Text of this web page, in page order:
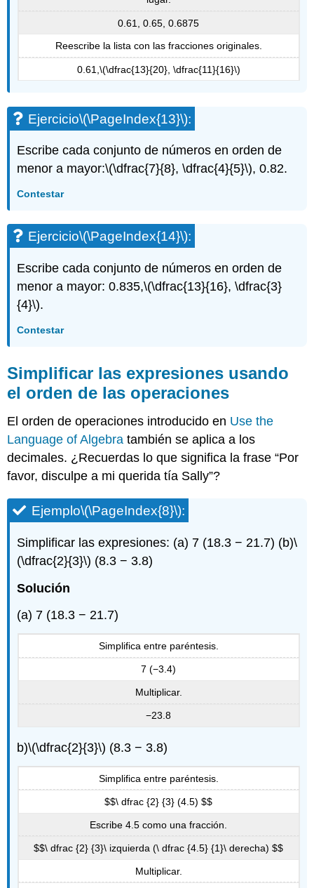
0.61, 0.65, 0.6875
Reescribe la lista con las fracciones originales.
0.61, \(\dfrac{13}{20}, \dfrac{11}{16}\)
Ejercicio\(\PageIndex{13}\):
Escribe cada conjunto de números en orden de
menor a mayor:\(\dfrac{7}{8}, \dfrac{4}{5}\), 0.82.
Contestar
Ejercicio\(\PageIndex{14}\):
Escribe cada conjunto de números en orden de
menor a mayor: 0.835,\(\dfrac{13}{16}, \dfrac{3}
{4}\).
Contestar
Simplificar las expresiones usando
el orden de las operaciones
El orden de operaciones introducido en Use the
Language of Algebra también se aplica a los
decimales. ¿Recuerdas lo que significa la frase “Por
favor, disculpe a mi querida tía Sally”?
Ejemplo\(\PageIndex{8}\):
Simplificar las expresiones: (a) 7 (18.3 − 21.7) (b)\
(\dfrac{2}{3}\) (8.3 − 3.8)
Solución
(a) 7 (18.3 − 21.7)
Simplifica entre paréntesis.
7 (−3.4)
Multiplicar.
−23.8
b)\(\dfrac{2}{3}\) (8.3 − 3.8)
Simplifica entre paréntesis.
$$\ dfrac {2} {3} (4.5) $$
Escribe 4.5 como una fracción.
$$\ dfrac {2} {3}\ izquierda (\ dfrac {4.5} {1}\ derecha) $$
Multiplicar.